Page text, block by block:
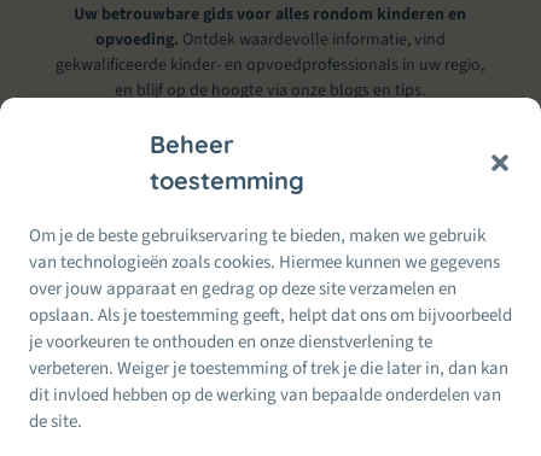
Beheer
toestemming
Om je de beste gebruikservaring te bieden, maken we gebruik
van technologieën zoals cookies. Hiermee kunnen we gegevens
over jouw apparaat en gedrag op deze site verzamelen en
opslaan. Als je toestemming geeft, helpt dat ons om bijvoorbeeld
je voorkeuren te onthouden en onze dienstverlening te
verbeteren. Weiger je toestemming of trek je die later in, dan kan
dit invloed hebben op de werking van bepaalde onderdelen van
de site.
Uw betrouwbare gids voor alles rondom kinderen en
opvoeding. Ontdek waardevolle informatie, vind
gekwalificeerde kinder- en opvoedprofessionals in uw regio,
en blijf op de hoogte via onze blogs en tips.
Alles voor Moeders
Moeders
per
Regio
Wij doen ons best om betrouwbare informatie te bieden. Bij twijfel
raadpleeg altijd een erkende kinder- of opvoedprofessional.
Recente
berichten24 Feb, 2026
Terug naar werk na zwangerschap: zo maak je de
overgang zachter